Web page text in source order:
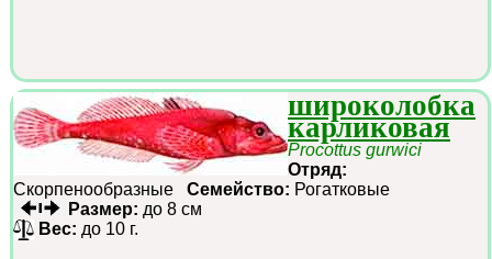
широколобка
карликовая
Procottus gurwici
Отряд:
Скорпенообразные Семейство: Рогатковые
Размер: до 8 см
Вес: до 10 г.